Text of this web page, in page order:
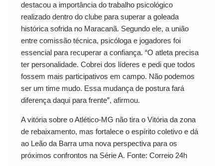
destacou a importância do trabalho psicológico
realizado dentro do clube para superar a goleada
histórica sofrida no Maracanã. Segundo ele, a união
entre comissão técnica, psicóloga e jogadores foi
essencial para recuperar a confiança. “O atleta precisa
ter personalidade. Cobrei dos líderes e pedi que todos
fossem mais participativos em campo. Não podemos
ser um time mudo. Essa mudança de postura fará
diferença daqui para frente”, afirmou.
A vitória sobre o Atlético-MG não tira o Vitória da zona
de rebaixamento, mas fortalece o espírito coletivo e dá
ao Leão da Barra uma nova perspectiva para os
próximos confrontos na Série A. Fonte: Correio 24h